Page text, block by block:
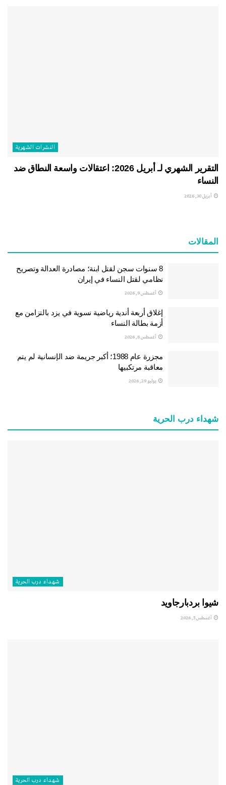
النشرات الشهریة
التقرير الشهري لـ أبريل 2026: اعتقالات واسعة النطاق ضد
النساء
أبريل 30, 2026
المقالات
8 سنوات سجن لقتل ابنة؛ مصادرة العدالة وتصريح
نظامي لقتل النساء في إيران
أغسطس 9, 2026
إغلاق أربعة أندية رياضية نسوية في يزد بالتزامن مع
أزمة بطالة النساء
أغسطس 6, 2026
مجزرة عام 1988؛ أكبر جريمة ضد الإنسانية لم يتم
معاقبة مرتكبيها
يوليو 29, 2026
شهداء درب الحرية
شهداء درب الحرية
شيوا بردبارجاويد
أغسطس 5, 2026
شهداء درب الحرية